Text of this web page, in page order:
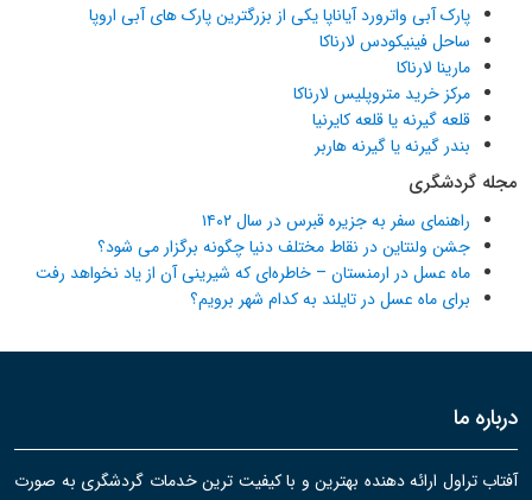
پارک آبی واترورد آیاناپا یکی از بزرگترین پارک های آبی اروپا
ساحل فینیکودس لارناکا
مارینا لارناکا
مرکز خرید متروپلیس لارناکا
قلعه گیرنه یا قلعه کایرنیا
بندر گیرنه یا گیرنه هاربر
مجله گردشگری
راهنمای سفر به جزیره قبرس در سال ۱۴۰۲
جشن ولنتاین در نقاط مختلف دنیا چگونه برگزار می شود؟
ماه عسل در ارمنستان – خاطره‌ای که شیرینی آن از یاد نخواهد رفت
برای ماه عسل در تایلند به کدام شهر برویم؟
درباره ما
آفتاب تراول ارائه دهنده بهترین و با کیفیت ترین خدمات گردشگری به صورت